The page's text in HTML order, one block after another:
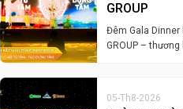
GROUP
Đêm Gala Dinner
GROUP –
05-Th8-2026